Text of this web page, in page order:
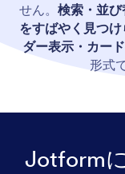
せん。 検索・並
をすばやく見つけ
ダー表示・カー
形式
Jotform